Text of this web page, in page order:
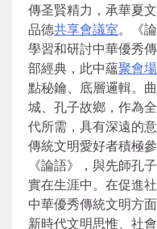
傳圣賢精力，承華夏
品德共享會議室。《
學習和研討中華優秀
部經典，此中蘊聚會
點秘鑰、底層邏輯。
城、孔子故鄉，作為
代所需，具有深遠的
傳統文明愛好者積極
《論語》，與先師孔
實在生涯中。在促進
中華優秀傳統文明方
新時代文明思惟、社